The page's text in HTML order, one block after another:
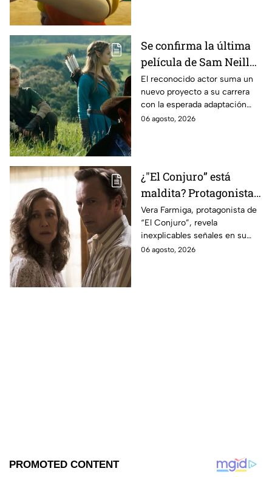
Se confirma la última
película de Sam Neill
antes de morir: esto es
lo que se sabe hasta
ahora
El reconocido actor suma un
nuevo proyecto a su carrera
con la esperada adaptación
cinematográfica del popular
06 agosto, 2026
¿"El Conjuro” está
maldita? Protagonista
revela INQUIETANTES
señales en su cuerpo
durante la grabación de
la película
Vera Farmiga, protagonista de
“El Conjuro”, revela
inexplicables señales en su
cuerpo durante el rodaje de la
06 agosto, 2026